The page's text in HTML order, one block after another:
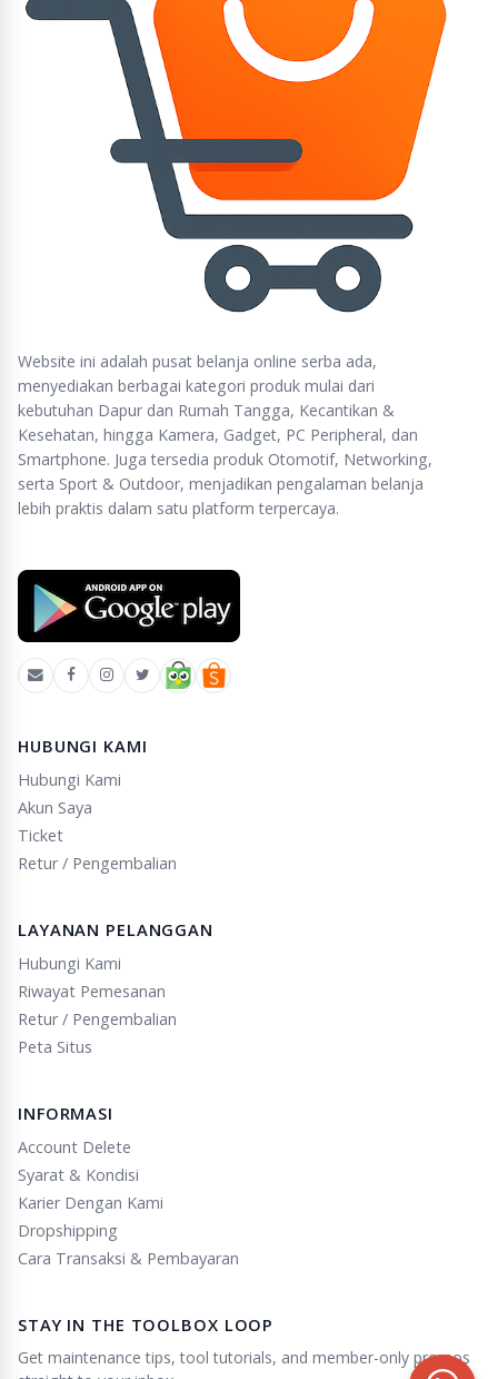
Website ini adalah pusat belanja online serba ada,
menyediakan berbagai kategori produk mulai dari
kebutuhan Dapur dan Rumah Tangga, Kecantikan &
Kesehatan, hingga Kamera, Gadget, PC Peripheral, dan
Smartphone. Juga tersedia produk Otomotif, Networking,
serta Sport & Outdoor, menjadikan pengalaman belanja
lebih praktis dalam satu platform terpercaya.
HUBUNGI KAMI
Hubungi Kami
Akun Saya
Ticket
Retur / Pengembalian
LAYANAN PELANGGAN
Hubungi Kami
Riwayat Pemesanan
Retur / Pengembalian
Peta Situs
INFORMASI
Account Delete
Syarat & Kondisi
Karier Dengan Kami
Dropshipping
Cara Transaksi & Pembayaran
STAY IN THE TOOLBOX LOOP
Get maintenance tips, tool tutorials, and member-only promos